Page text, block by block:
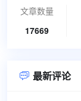
文章数量
17669
 最新评论